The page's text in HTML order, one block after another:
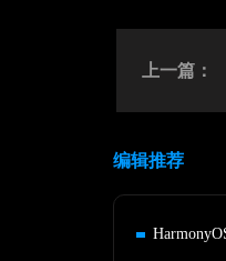
上一篇：
编辑推荐